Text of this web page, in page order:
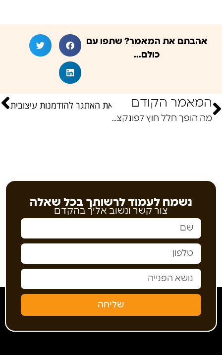
אהבתם את המאמר? שתפו עם
כולם...
המאמר הקודם
מה הופך חלל חוץ לפונקציונלי ונעים לאורך זמן?
חוץ קומפקטי: כך תהפכו את האתגר להזדמנות עיצובית
נשמח לעמוד לרשותך בכל שאלה
צור קשר ונשוב אליך בהקדם
שליחה